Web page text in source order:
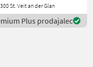
ohne
St. Veit an der Glan
Plus prodajalec